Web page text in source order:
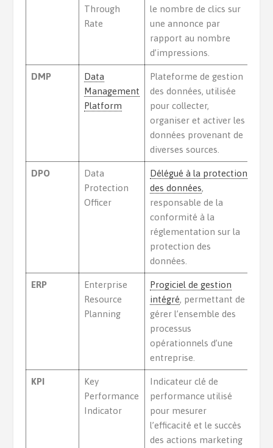
Through
Rate
le nombre de clics sur
une annonce par
rapport au nombre
d’impressions.
DMP
Data
Management
Platform
Plateforme de gestion
des données, utilisée
pour collecter,
organiser et activer les
données provenant de
diverses sources.
DPO
Data
Protection
Officer
Délégué à la protection
des données,
responsable de la
conformité à la
réglementation sur la
protection des
données.
ERP
Enterprise
Resource
Planning
Progiciel de gestion
intégré, permettant de
gérer l’ensemble des
processus
opérationnels d’une
entreprise.
KPI
Key
Performance
Indicator
Indicateur clé de
performance utilisé
pour mesurer
l’efficacité et le succès
des actions marketing